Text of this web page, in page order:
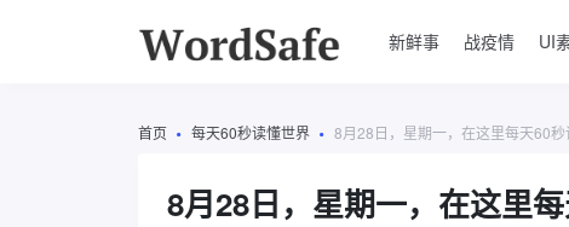
新鲜事 战疫情 UI
首页 每天60秒读懂世界 8月28日，星期一，在这里每天60秒
8月28日，星期一，在这里每